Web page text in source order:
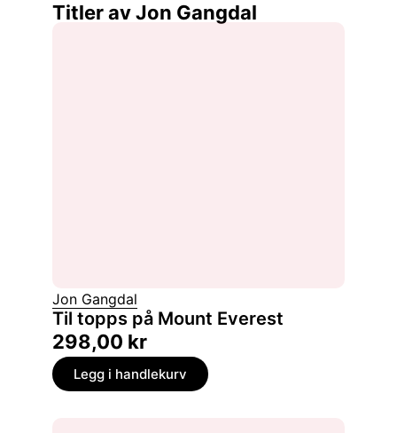
Titler av Jon Gangdal
Jon Gangdal
Til topps på Mount Everest
298,00 kr
Legg i handlekurv